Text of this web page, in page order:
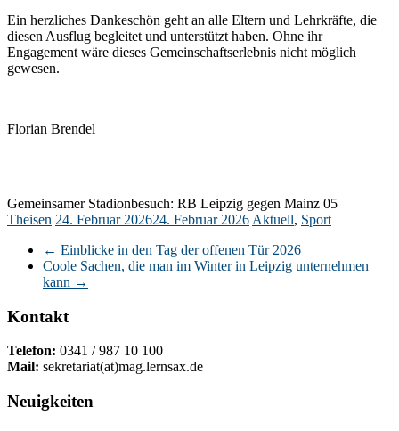
Ein herzliches Dankeschön geht an alle Eltern und Lehrkräfte, die
diesen Ausflug begleitet und unterstützt haben. Ohne ihr
Engagement wäre dieses Gemeinschaftserlebnis nicht möglich
gewesen.
Florian Brendel
Gemeinsamer Stadionbesuch: RB Leipzig gegen Mainz 05
Theisen 24. Februar 202624. Februar 2026 Aktuell, Sport
← Einblicke in den Tag der offenen Tür 2026
Coole Sachen, die man im Winter in Leipzig unternehmen
kann →
Kontakt
Telefon: 0341 / 987 10 100
Mail: sekretariat(at)mag.lernsax.de
Neuigkeiten